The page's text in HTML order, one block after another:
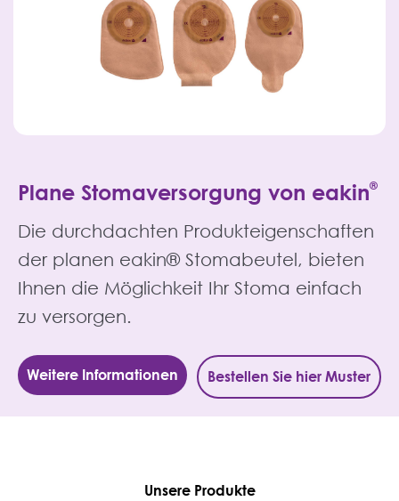
Plane Stomaversorgung von eakin®
Die durchdachten Produkteigenschaften
der planen eakin® Stomabeutel, bieten
Ihnen die Möglichkeit Ihr Stoma einfach
zu versorgen.
Weitere Informationen Bestellen Sie hier Muster
Unsere Produkte